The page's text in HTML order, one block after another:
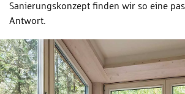
Sanierungskonzept finden wir so eine
Antwort.